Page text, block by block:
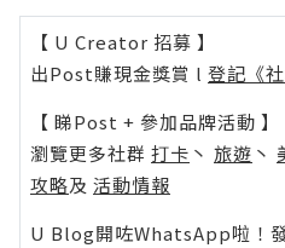
【 U Creator 招募 】
出Post賺現金獎賞 l 登記《
【 睇Post + 參加品牌活動 】
瀏覽更多社群 打卡 丶 旅遊 丶
攻略及 活動情報
U Blog開咗WhatsApp啦！